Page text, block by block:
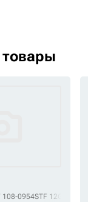
108-0954STF 12G-32-